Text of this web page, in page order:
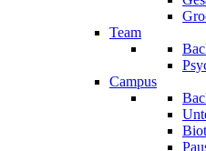
Team
Campus